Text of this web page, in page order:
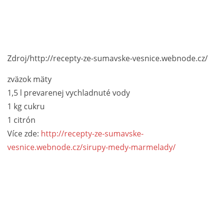
Zdroj/http://recepty-ze-sumavske-vesnice.webnode.cz/
zväzok mäty
1,5 l prevarenej vychladnuté vody
1 kg cukru
1 citrón
Více zde: http://recepty-ze-sumavske-
vesnice.webnode.cz/sirupy-medy-marmelady/